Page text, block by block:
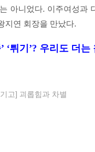
아니었다. 이주여성과
지연 회장을 만났다.
‘튀기’? 우리도 더
고] 괴롭힘과 차별